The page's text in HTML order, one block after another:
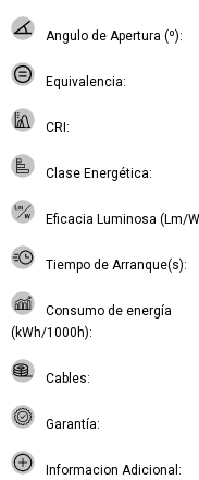
Angulo de Apertura (º)
Equivalencia
CRI
Clase Energética
Eficacia Luminosa (Lm/
Tiempo de Arranque(s)
Consumo de energía
(kWh/1000h)
Cables
Garantía
Informacion Adicional